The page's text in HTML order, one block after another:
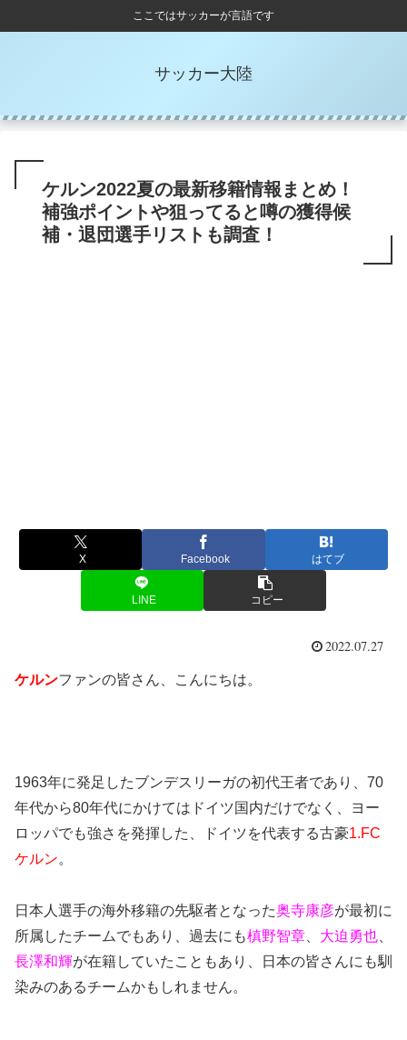
ここではサッカーが言語です
サッカー大陸
ケルン2022夏の最新移籍情報まとめ！
補強ポイントや狙ってると噂の獲得候
補・退団選手リストも調査！
X Facebook はてブ
LINE コピー
2022.07.27
ケルンファンの皆さん、こんにちは。
1963年に発足したブンデスリーガの初代王者であり、70
年代から80年代にかけてはドイツ国内だけでなく、ヨー
ロッパでも強さを発揮した、ドイツを代表する古豪1.FC
ケルン。
日本人選手の海外移籍の先駆者となった奥寺康彦が最初に
所属したチームでもあり、過去にも槙野智章 大迫勇也
長澤和輝が在籍していたこともあり、日本の皆さんにも馴
染みのあるチームかもしれません。